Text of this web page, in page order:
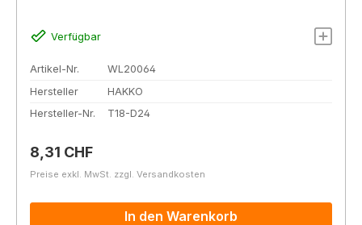
Verfügbar
Artikel-Nr.
WL20064
Hersteller
HAKKO
Hersteller-Nr.
T18-D24
Regulärer Preis:
8,31 CHF
Preise exkl. MwSt. zzgl. Versandkosten
In den Warenkorb